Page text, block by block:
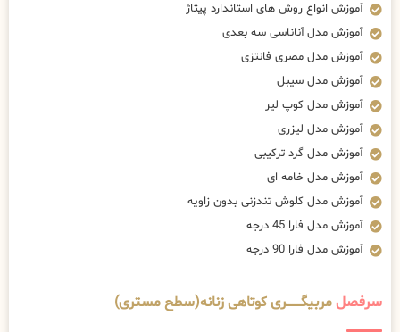
آموزش انواع روش های استاندارد پیتاژ
آموزش مدل آناناسی سه بعدی
آموزش مدل مصری فانتزی
آموزش مدل سیبل
آموزش مدل کوپ لیر
آموزش مدل لیزری
آموزش مدل گرد ترکیبی
آموزش مدل خامه ای
آموزش مدل کلوش تندزنی بدون زاویه
آموزش مدل فارا 45 درجه
آموزش مدل فارا 90 درجه
سرفصلمربیگــــــــری کوتاهی زنانه(سطح مستری)